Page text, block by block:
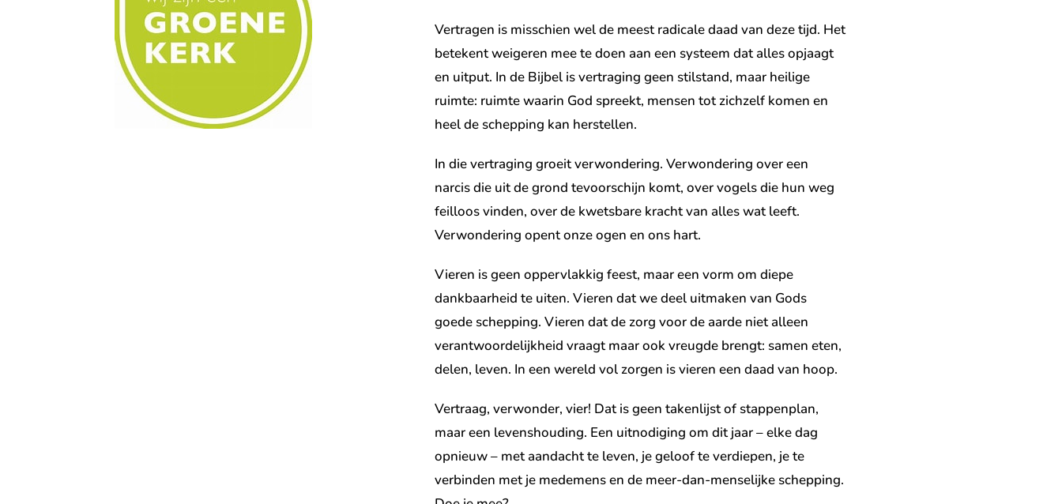
Vertragen is misschien wel de meest radicale daad van deze tijd. Het
betekent weigeren mee te doen aan een systeem dat alles opjaagt
en uitput. In de Bijbel is vertraging geen stilstand, maar heilige
ruimte: ruimte waarin God spreekt, mensen tot zichzelf komen en
heel de schepping kan herstellen.
In die vertraging groeit verwondering. Verwondering over een
narcis die uit de grond tevoorschijn komt, over vogels die hun weg
feilloos vinden, over de kwetsbare kracht van alles wat leeft.
Verwondering opent onze ogen en ons hart.
Vieren is geen oppervlakkig feest, maar een vorm om diepe
dankbaarheid te uiten. Vieren dat we deel uitmaken van Gods
goede schepping. Vieren dat de zorg voor de aarde niet alleen
verantwoordelijkheid vraagt maar ook vreugde brengt: samen eten,
delen, leven. In een wereld vol zorgen is vieren een daad van hoop.
Vertraag, verwonder, vier! Dat is geen takenlijst of stappenplan,
maar een levenshouding. Een uitnodiging om dit jaar – elke dag
opnieuw – met aandacht te leven, je geloof te verdiepen, je te
verbinden met je medemens en de meer-dan-menselijke schepping.